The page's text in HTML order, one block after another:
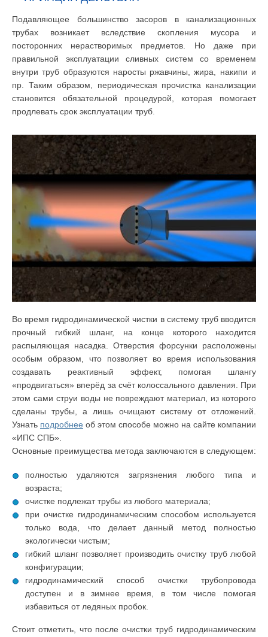
Подавляющее большинство засоров в канализационных
трубах возникает вследствие скопления мусора и
посторонних нерастворимых предметов. Но даже при
правильной эксплуатации сливных систем со временем
внутри труб образуются наросты ржавчины, жира, накипи и
пр. Таким образом, периодическая прочистка канализации
становится обязательной процедурой, которая помогает
продлевать срок эксплуатации труб.
Во время гидродинамической чистки в систему труб вводится
прочный гибкий шланг, на конце которого находится
распыляющая насадка. Отверстия форсунки расположены
особым образом, что позволяет во время использования
создавать реактивный эффект, помогая шлангу
«продвигаться» вперёд за счёт колоссального давления. При
этом сами струи воды не повреждают материал, из которого
сделаны трубы, а лишь очищают систему от отложений.
Узнать подробнее об этом способе можно на сайте компании
«ИПС СПБ».
Основные преимущества метода заключаются в следующем:
полностью удаляются загрязнения любого типа и
возраста;
очистке подлежат трубы из любого материала;
при очистке гидродинамическим способом используется
только вода, что делает данный метод полностью
экологически чистым;
гибкий шланг позволяет производить очистку труб любой
конфигурации;
гидродинамический способ очистки трубопровода
доступен и в зимнее время, в том числе помогая
избавиться от ледяных пробок.
Стоит отметить, что после очистки труб гидродинамическим